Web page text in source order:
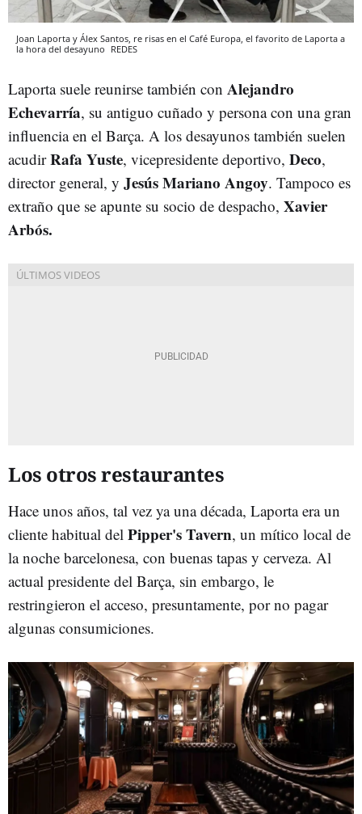
Joan Laporta y Álex Santos, re risas en el Café Europa, el favorito de Laporta a
la hora del desayuno REDES
Laporta suele reunirse también con Alejandro
Echevarría, su antiguo cuñado y persona con una gran
influencia en el Barça. A los desayunos también suelen
acudirRafa Yuste, vicepresidente deportivo, Deco,
director general, y Jesús Mariano Angoy. Tampoco es
extraño que se apunte su socio de despacho, Xavier
Arbós.
Los otros restaurantes
Hace unos años, tal vez ya una década, Laporta era un
cliente habitual del Pipper's Tavern, un mítico local de
la noche barcelonesa, con buenas tapas y cerveza. Al
actual presidente del Barça, sin embargo, le
restringieron el acceso, presuntamente, por no pagar
algunas consumiciones.